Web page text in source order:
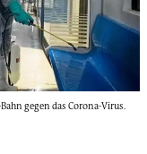
gegen das Corona-Virus.